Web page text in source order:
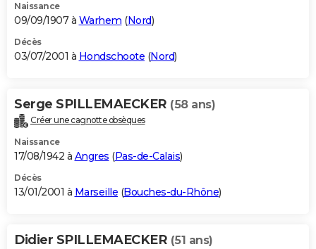
Naissance
09/09/1907 à Warhem (Nord)
Décès
03/07/2001 à Hondschoote (Nord)
Serge SPILLEMAECKER (58 ans)
Créer une cagnotte obsèques
Naissance
17/08/1942 à Angres (Pas-de-Calais)
Décès
13/01/2001 à Marseille (Bouches-du-Rhône)
Didier SPILLEMAECKER (51 ans)